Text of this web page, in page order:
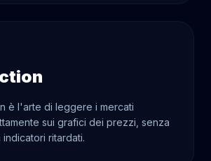
è l'arte di leggere i mercati
sui grafici dei prezzi, senza
ritardati.